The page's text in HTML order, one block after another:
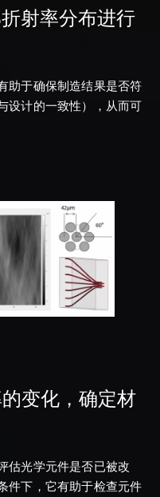
射率分布进行
助于确保制造结果是否符
设计的一致性），从而可
变化，确定材
估光学元件是否已被改
件下，它有助于检查元件